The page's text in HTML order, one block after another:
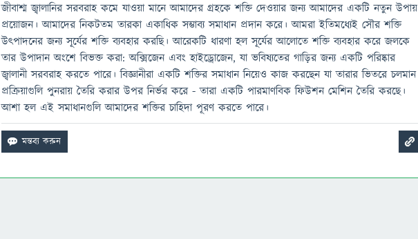
জীবাশ্ম জ্বালানির সরবরাহ কমে যাওয়া মানে আমাদের গ্রহকে শক্তি দেওয়ার জন্য আমাদের একটি নতুন উপায়
প্রয়োজন। আমাদের নিকটতম তারকা একাধিক সম্ভাব্য সমাধান প্রদান করে। আমরা ইতিমধ্যেই সৌর শক্তি
উৎপাদনের জন্য সূর্যের শক্তি ব্যবহার করছি। আরেকটি ধারণা হল সূর্যের আলোতে শক্তি ব্যবহার করে জলকে
তার উপাদান অংশে বিভক্ত করা: অক্সিজেন এবং হাইড্রোজেন, যা ভবিষ্যতের গাড়ির জন্য একটি পরিষ্কার
জ্বালানী সরবরাহ করতে পারে। বিজ্ঞানীরা একটি শক্তির সমাধান নিয়েও কাজ করছেন যা তারার ভিতরে চলমান
প্রক্রিয়াগুলি পুনরায় তৈরি করার উপর নির্ভর করে - তারা একটি পারমাণবিক ফিউশন মেশিন তৈরি করছে।
আশা হল এই সমাধানগুলি আমাদের শক্তির চাহিদা পূরণ করতে পারে।